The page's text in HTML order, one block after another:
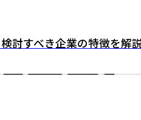
討すべき企業の特徴を解